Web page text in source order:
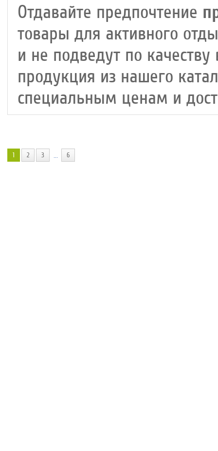
Отдавайте предпочтение
товары для активного
и не подведут по
продукция из нашего
специальным ценам и
1 2 3 6